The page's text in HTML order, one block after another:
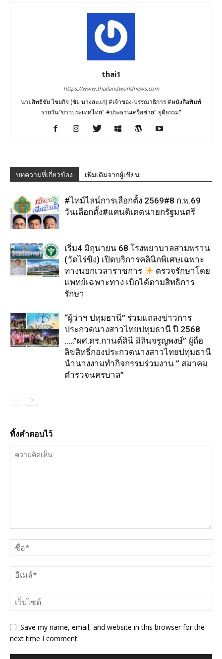
thai1
https://www.thailandworldnews.com
นายสิทธิชัย ไชยกิจ (ชัย บางสะแก) #เจ้าของ-บรรณาธิการ #หนังสือพิมพ์
รายวัน"ข่าวประเทศไทย" #ประธานเครือช่าย" ยุติธรรม"
บทความที่เกี่ยวข้อง เพิ่มเติมจากผู้เขียน
#ไทม์ไลน์การเลือกตั้ง 2569#8 ก.พ.69
วันเลือกตั้ง#แคนดิเดตนายกรัฐมนตรี
เริ่ม4 มิถุนายน 68 โรงพยาบาลสามพราน
(วัดไร่ขิง) เปิดบริการคลินิกพิเศษเฉพาะ
ทางนอกเวลาราชการ
ตรวจรักษาโดย
แพทย์เฉพาะทาง เบิกได้ตามสิทธิการ
รักษา
“ผู้ว่าฯ ปทุมธานี” ร่วมแถลงข่าวการ
ประกวดนางสาวไทยปทุมธานี ปี 2568
…..”ผศ.ดร.กานต์สินี มิลินจรูญพงษ์” ผู้ถือ
ลิขสิทธิ์กองประกวดนางสาวไทยปทุมธานี
นำนางงามทำกิจกรรมร่วมงาน ” สมาคม
ตำรวจนครบาล”
ทิ้งคำตอบไว้
Save my name, email, and website in this browser for the
next time I comment.